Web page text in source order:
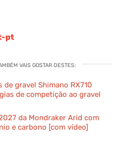
pt
VAIS GOSTAR DESTES:
de gravel Shimano RX710
de competição ao gravel
da Mondraker Arid com
e carbono [com vídeo]